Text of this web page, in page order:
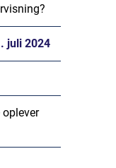
juli 2024
oplever